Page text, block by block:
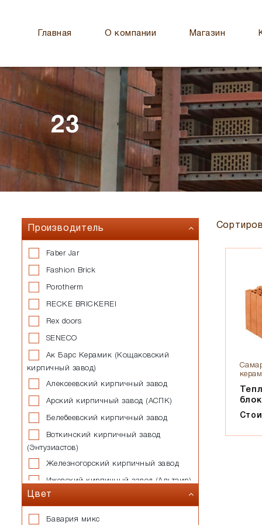
Главная О компании Магазин
23
Производитель
Faber Jar
Fashion Brick
Porotherm
RECKE BRICKEREI
Rex doors
SENECO
Ак Барс Керамик (Кощаковский
кирпичный завод)
Алексеевский кирпичный завод
Арский кирпичный завод (АСПК)
Белебеевский кирпичный завод
Воткинский кирпичный завод
(Энтузиастов)
Железногорский кирпичный завод
Ижевский кирпичный завод (Альтаир)
Казанский завод силикатных
Цвет
Бавария микс